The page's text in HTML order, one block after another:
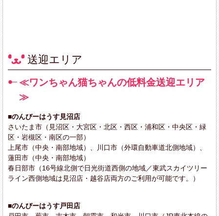
送迎エリア
≪ワンちゃん猫ちゃんの低料金送迎エリア
≫
■のんびーはうす見沼店
さいたま市（見沼区・大宮区・北区・西区・浦和区・中央区・緑
区・岩槻区・南区の一部）
上尾市（中央・南部地域）、川口市（外環自動車道北側地域）、
蓮田市（中央・南部地域）
春日部市（16号線北側で日光街道西側の地域／東武スカイツリー
ライン西側地域は見沼店・越谷店両方のご利用が可能です。）
■のんびーはうす戸田店